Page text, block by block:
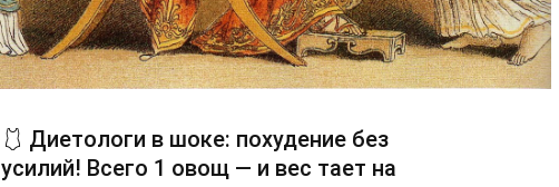
🩱 Диетологи в шоке: похудение без
усилий! Всего 1 овощ — и вес тает на